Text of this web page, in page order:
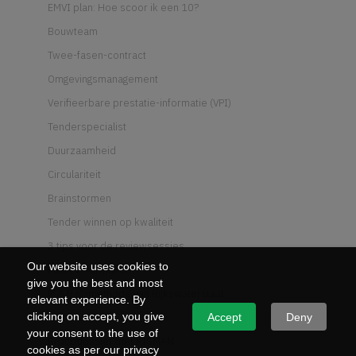
Our website uses cookies to
give you the best and most
relevant experience. By
clicking on accept, you give
your consent to the use of
cookies as per our privacy
Accept Deny
EMVI plan: Hoe scoor ik een 10?
Bouwteam
Twee-fasen-contract
Omgevingsmanagement
Verifieerbare prestatie-informatie (VPI)
Tenderspecialist
Duurzaamheid
Circulariteit
Brainstormen
Tender winnen op kwaliteit
3 tips voor de reviewsessies
Past Performance
M.A.R.K.-methode van Rijkswaterstaat
Wat is UAV-GC
Risicodossier met RISMAN